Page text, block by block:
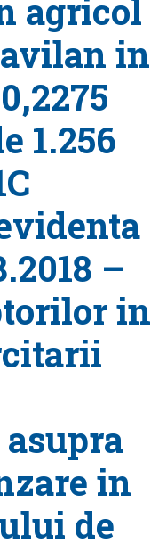
agricol
in
1.256
–
in
in
de